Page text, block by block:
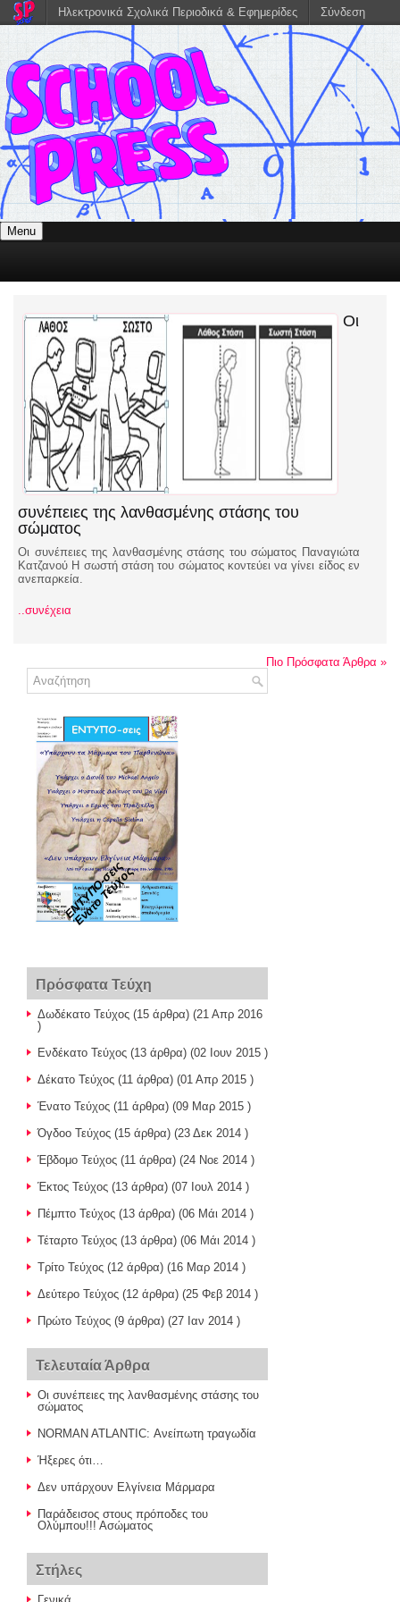
Menu
Οι
συνέπειες της λανθασμένης στάσης του
σώματος
Οι συνέπειες της λανθασμένης στάσης του σώματος Παναγιώτα
Κατζανού Η σωστή στάση του σώματος κοντεύει να γίνει είδος εν
ανεπαρκεία.
..συνέχεια
Πιο Πρόσφατα Άρθρα »
ΕΝΤΥΠΟ-σεις
Ένατο Τεύχος
Πρόσφατα Τεύχη
Δωδέκατο Τεύχος (15 άρθρα) (21 Απρ 2016
)
Ενδέκατο Τεύχος (13 άρθρα) (02 Ιουν 2015 )
Δέκατο Τεύχος (11 άρθρα) (01 Απρ 2015 )
Ένατο Τεύχος (11 άρθρα) (09 Μαρ 2015 )
Όγδοο Τεύχος (15 άρθρα) (23 Δεκ 2014 )
Έβδομο Τεύχος (11 άρθρα) (24 Νοε 2014 )
Έκτος Τεύχος (13 άρθρα) (07 Ιουλ 2014 )
Πέμπτο Τεύχος (13 άρθρα) (06 Μάι 2014 )
Τέταρτο Τεύχος (13 άρθρα) (06 Μάι 2014 )
Τρίτο Τεύχος (12 άρθρα) (16 Μαρ 2014 )
Δεύτερο Τεύχος (12 άρθρα) (25 Φεβ 2014 )
Πρώτο Τεύχος (9 άρθρα) (27 Ιαν 2014 )
Τελευταία Άρθρα
Οι συνέπειες της λανθασμένης στάσης του
σώματος
NORMAN ATLANTIC: Ανείπωτη τραγωδία
Ήξερες ότι…
Δεν υπάρχουν Ελγίνεια Μάρμαρα
Παράδεισος στους πρόποδες του
Ολύμπου!!! Ασώματος
Στήλες
Ηλεκτρονικά Σχολικά Περιοδικά & Εφημερίδες Σύνδεση